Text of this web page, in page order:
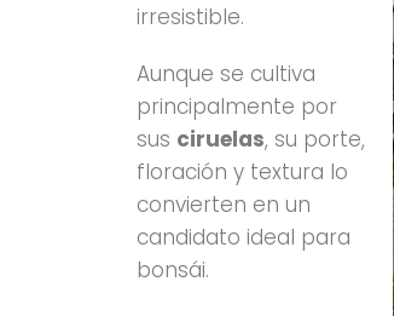
irresistible.
Aunque se cultiva
principalmente por
sus ciruelas, su porte,
floración y textura lo
convierten en un
candidato ideal para
bonsái.